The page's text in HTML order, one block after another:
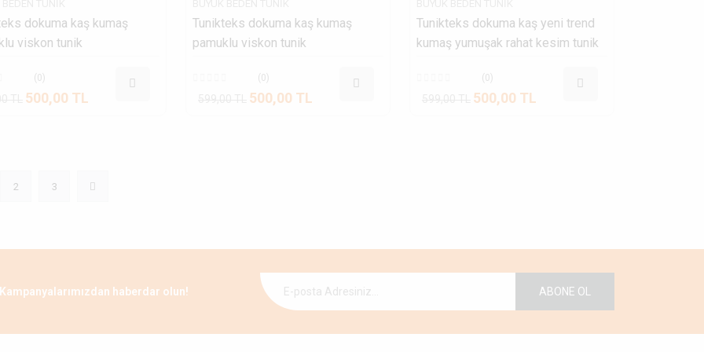
dokuma kaş kumaş
viskon tunik
(0)
500,00 TL
Tunikteks dokuma kaş kumaş
pamuklu viskon tunik
(0)
500,00 TL
Tunikteks dokuma kaş yeni trend
kumaş yumuşak rahat kesim tunik
(0)
500,00 TL
2 3
haberdar olun! ABONE OL